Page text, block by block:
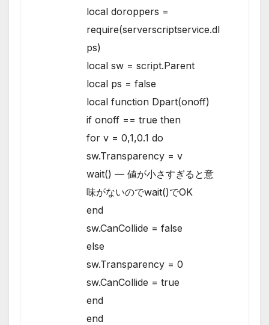
local doroppers =
require(serverscriptservice.dl
ps)
local sw = script.Parent
local ps = false
local function Dpart(onoff)
if onoff == true then
for v = 0,1,0.1 do
sw.Transparency = v
wait() — 値が小さすぎると意
味がないのでwait()でOK
end
sw.CanCollide = false
else
sw.Transparency = 0
sw.CanCollide = true
end
end